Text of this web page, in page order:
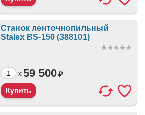
Станок ленточнопильный
Stalex BS-150 (388101)
x 59 500₽